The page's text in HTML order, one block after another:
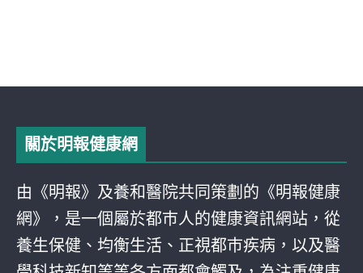
關於明報健康網
由《明報》及養和醫院共同策劃的《明報健康
網》，是一個屬於都巿人的健康資訊網站，從
養生保健、均衡生活、正視都巿疾病，以及醫